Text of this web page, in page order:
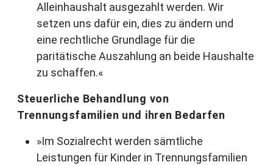
Alleinhaushalt ausgezahlt werden. Wir
setzen uns dafür ein, dies zu ändern und
eine rechtliche Grundlage für die
paritätische Auszahlung an beide Haushalte
zu schaffen.«
Steuerliche Behandlung von
Trennungsfamilien und ihren Bedarfen
»Im Sozialrecht werden sämtliche
Leistungen für Kinder in Trennungsfamilien